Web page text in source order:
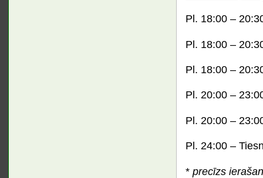
Pl. 18:00 –
Pl. 18:00 –
Pl. 18:00 –
Pl. 20:00 –
Pl. 20:00 –
Pl. 24:00 –
* precīzs